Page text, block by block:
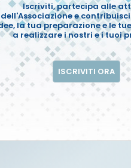
Iscriviti, partecipa alle
dell'Associazione e
la tua preparazione e le
a realizzare i nostri e i tuoi
ISCRIVITI ORA